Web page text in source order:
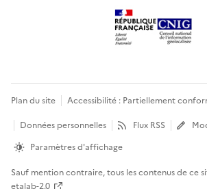
Plan du site Accessibilité : Partiellement
Données personnelles
Flux RSS
Paramètres d'affichage
Sauf mention contraire, tous les contenus de ce
etalab-2.0